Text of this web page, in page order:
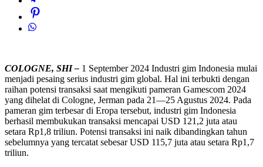
COLOGNE, SHI – 1 September 2024 Industri gim Indonesia mulai
menjadi pesaing serius industri gim global. Hal ini terbukti dengan
raihan potensi transaksi saat mengikuti pameran Gamescom 2024
yang dihelat di Cologne, Jerman pada 21—25 Agustus 2024. Pada
pameran gim terbesar di Eropa tersebut, industri gim Indonesia
berhasil membukukan transaksi mencapai USD 121,2 juta atau
setara Rp1,8 triliun. Potensi transaksi ini naik dibandingkan tahun
sebelumnya yang tercatat sebesar USD 115,7 juta atau setara Rp1,7
triliun.